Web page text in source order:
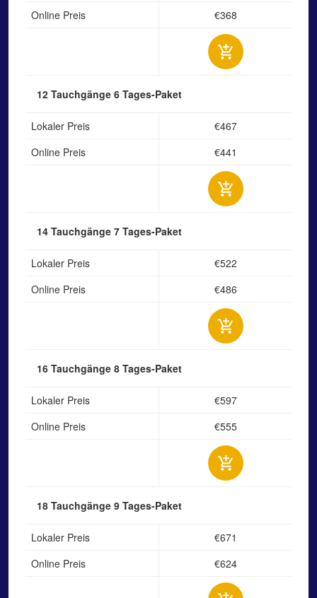
Online Preis €368
12 Tauchgänge 6 Tages-Paket
Lokaler Preis
€467
Online Preis
€441
14 Tauchgänge 7 Tages-Paket
Lokaler Preis
€522
Online Preis
€486
16 Tauchgänge 8 Tages-Paket
Lokaler Preis
€597
Online Preis
€555
18 Tauchgänge 9 Tages-Paket
Lokaler Preis
€671
Online Preis
€624